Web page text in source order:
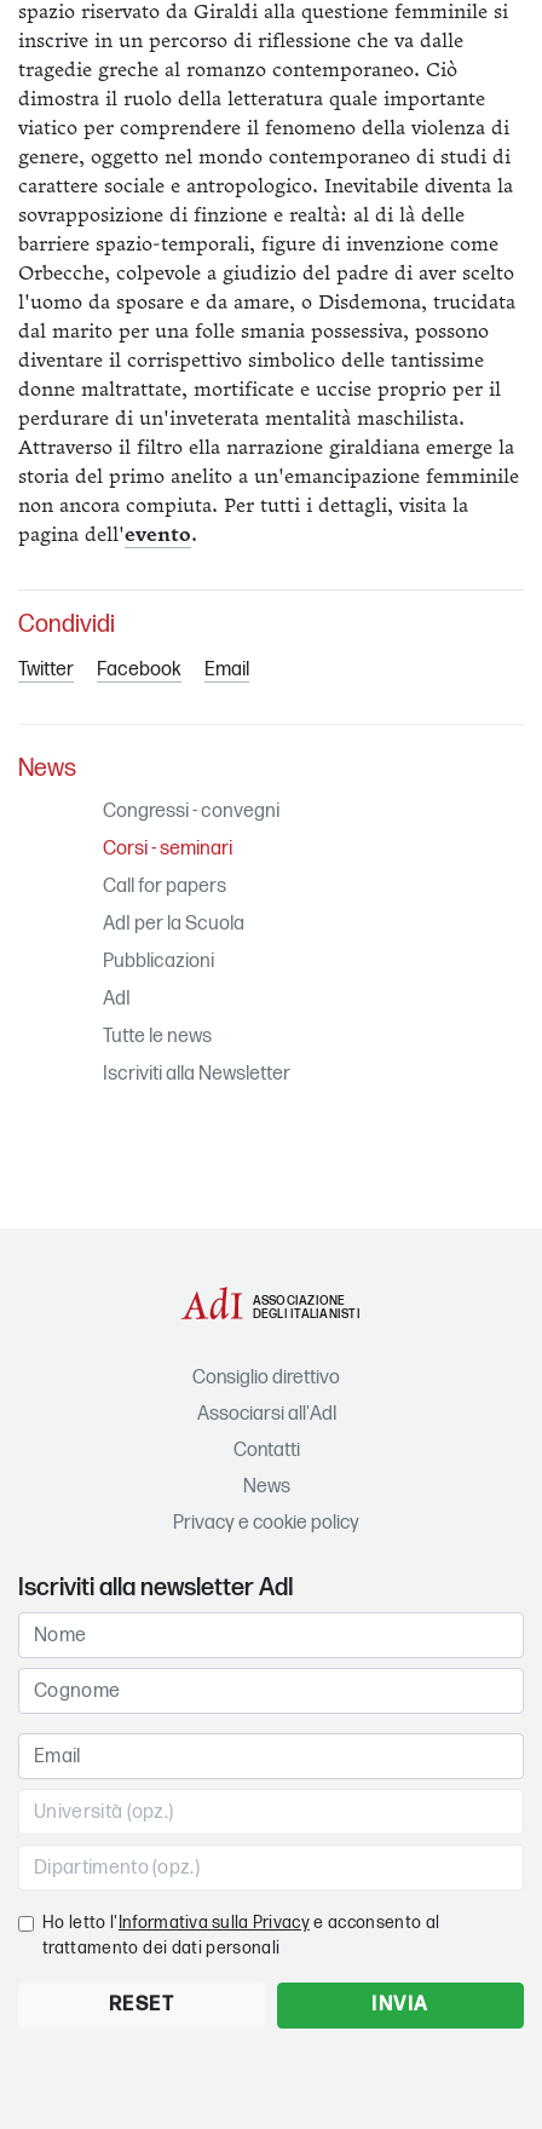
spazio riservato da Giraldi alla questione femminile si
inscrive in un percorso di riflessione che va dalle
tragedie greche al romanzo contemporaneo. Ciò
dimostra il ruolo della letteratura quale importante
viatico per comprendere il fenomeno della violenza di
genere, oggetto nel mondo contemporaneo di studi di
carattere sociale e antropologico. Inevitabile diventa la
sovrapposizione di finzione e realtà: al di là delle
barriere spazio-temporali, figure di invenzione come
Orbecche, colpevole a giudizio del padre di aver scelto
l'uomo da sposare e da amare, o Disdemona, trucidata
dal marito per una folle smania possessiva, possono
diventare il corrispettivo simbolico delle tantissime
donne maltrattate, mortificate e uccise proprio per il
perdurare di un'inveterata mentalità maschilista.
Attraverso il filtro ella narrazione giraldiana emerge la
storia del primo anelito a un'emancipazione femminile
non ancora compiuta. Per tutti i dettagli, visita la
pagina dell'evento.
Condividi
Twitter Facebook Email
News
Congressi - convegni
Corsi - seminari
Call for papers
AdI per la Scuola
Pubblicazioni
AdI
Tutte le news
Iscriviti alla Newsletter
ASSOCIAZIONE
DEGLI ITALIANISTI
Consiglio direttivo
Associarsi all'AdI
Contatti
News
Privacy e cookie policy
Iscriviti alla newsletter AdI
Ho letto l' Informativa sulla Privacye acconsento al
trattamento dei dati personali
RESET INVIA